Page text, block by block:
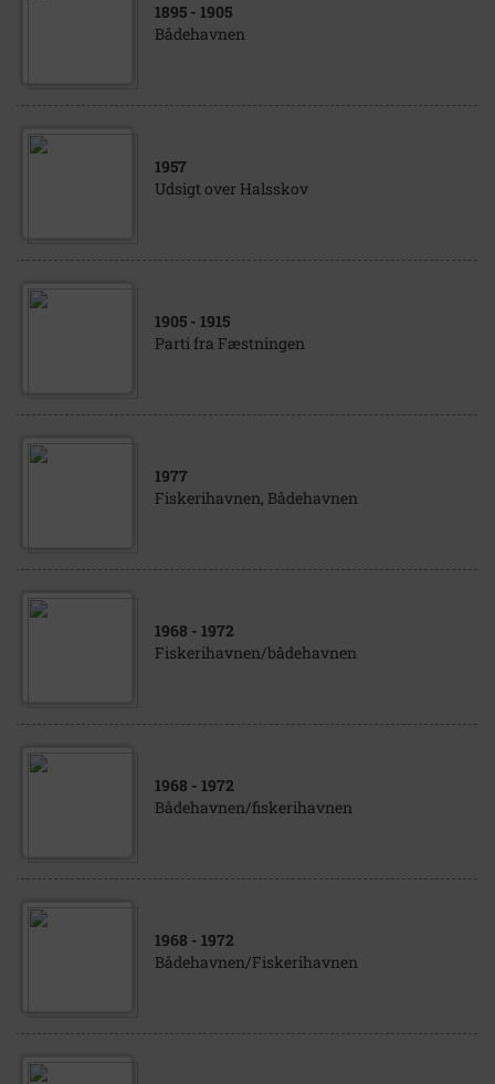
1895 - 1905
Bådehavnen
1957
Udsigt over Halsskov
1905 - 1915
Parti fra Fæstningen
1977
Fiskerihavnen, Bådehavnen
1968 - 1972
Fiskerihavnen/bådehavnen
1968 - 1972
Bådehavnen/fiskerihavnen
1968 - 1972
Bådehavnen/Fiskerihavnen